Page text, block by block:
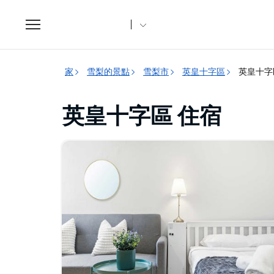
Toggle
navigation
家 雪梨的景點 雪梨市 英皇十字區 英皇十
英皇十字區 住宿